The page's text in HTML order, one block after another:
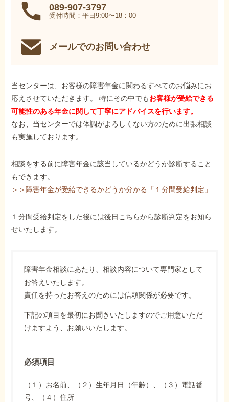
089-907-3797
受付時間：平日9:00〜18：00
メールでのお問い合わせ
当センターは、お客様の障害年金に関わるすべてのお悩みにお
応えさせていただきます。 特にその中でもお客様が受給できる
可能性のある年金に関して丁寧にアドバイスを行います。
なお、当センターでは体調がよろしくない方のために出張相談
も実施しております。
相談をする前に障害年金に該当しているかどうか診断すること
もできます。
＞＞障害年金が受給できるかどうか分かる「１分間受給判定」
１分間受給判定をした後には後日こちらから診断判定をお知ら
せいたします。
障害年金相談にあたり、相談内容について専門家として
お答えいたします。
責任を持ったお答えのためには信頼関係が必要です。
下記の項目を最初にお聞きいたしますのでご用意いただ
けますよう、お願いいたします。
必須項目
（１）お名前、（２）生年月日（年齢）、（３）電話番
号、（４）住所